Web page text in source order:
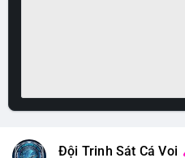
Đội Trinh Sát Cá Voi